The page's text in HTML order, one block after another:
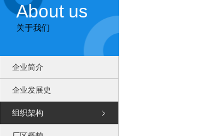
About us
关于我们
企业简介
企业发展史
组织架构